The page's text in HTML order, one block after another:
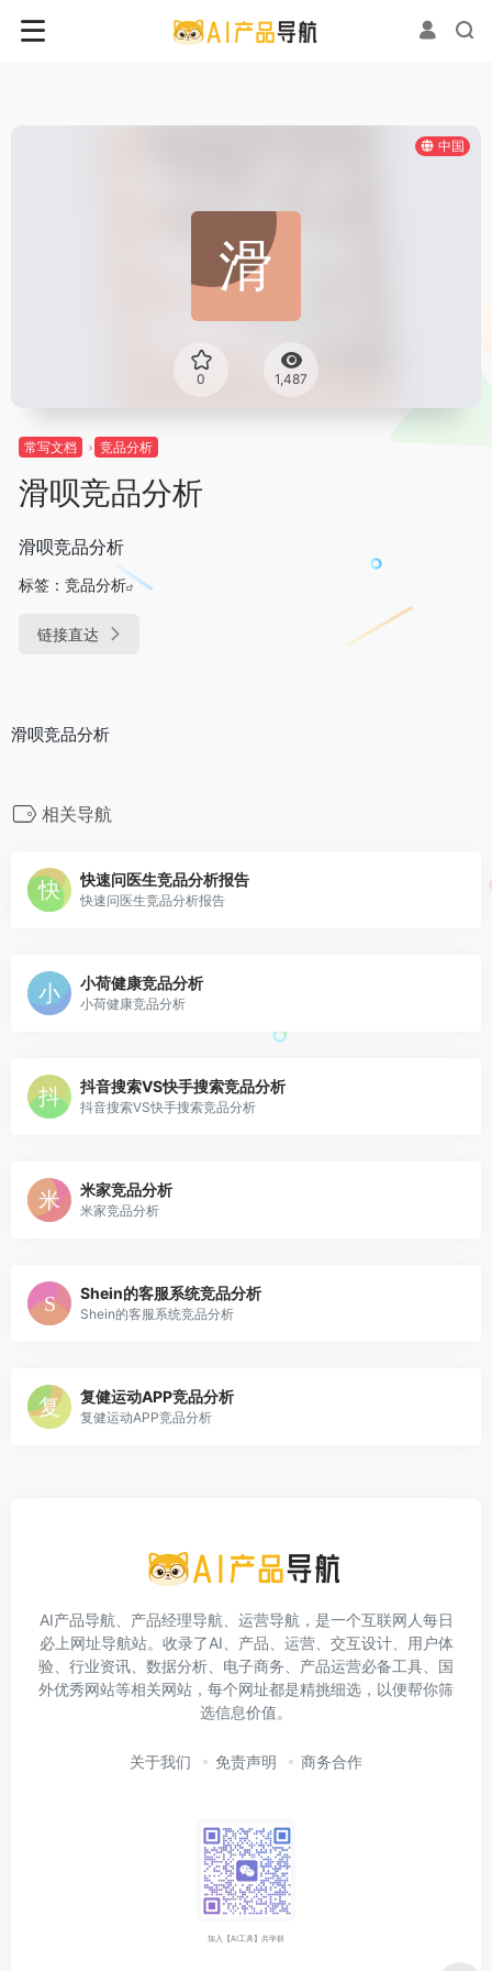
中国
0 1,487
常写文档 竞品分析
滑呗竞品分析
滑呗竞品分析
标签： 竞品分析
链接直达
滑呗竞品分析
相关导航
快速问医生竞品分析报告
快速问医生竞品分析报告
小荷健康竞品分析
小荷健康竞品分析
抖音搜索VS快手搜索竞品分析
抖音搜索VS快手搜索竞品分析
米家竞品分析
米家竞品分析
Shein的客服系统竞品分析
Shein的客服系统竞品分析
复健运动APP竞品分析
复健运动APP竞品分析
AI产品导航、产品经理导航、运营导航，是一个互联网人每日
必上网址导航站。收录了AI、产品、运营、交互设计、用户体
验、行业资讯、数据分析、电子商务、产品运营必备工具、国
外优秀网站等相关网站，每个网址都是精挑细选，以便帮你筛
选信息价值。
关于我们 免责声明 商务合作
加入【AI工具】共学群